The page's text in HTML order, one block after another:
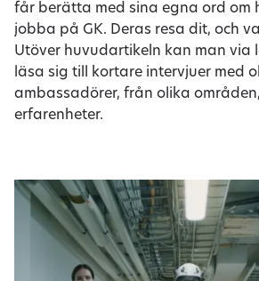
får berätta med sina egna ord om
jobba på GK. Deras resa dit, och
Utöver huvudartikeln kan man via
läsa sig till kortare intervjuer med
ambassadörer, från olika
erfarenheter.